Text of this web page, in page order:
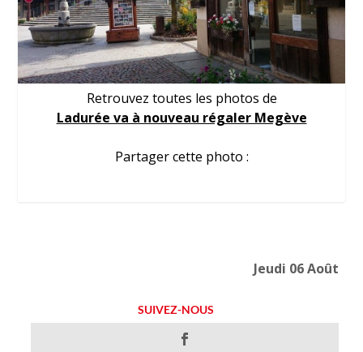
Retrouvez toutes les photos de
Ladurée va à nouveau régaler Megève
Partager cette photo :
Jeudi 06 Août
SUIVEZ-NOUS